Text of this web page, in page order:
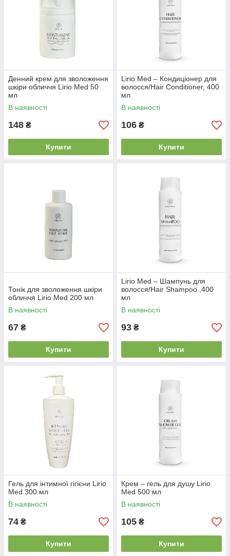
Денний крем для зволоження
шкіри обличчя Lirio Med 50
мл
В наявності
148 ₴
Купити
Lirio Med – Кондиціонер для
волосся/Hair Conditioner, 400
мл
В наявності
106 ₴
Купити
Тонік для зволоження шкіри
обличчя Lirio Med 200 мл
В наявності
67 ₴
Купити
Lirio Med – Шампунь для
волосся/Hair Shampoo ,400
мл
В наявності
93 ₴
Купити
Гель для інтимної гігієни Lirio
Med 300 мл
В наявності
74 ₴
Купити
Крем – гель для душу Lirio
Med 500 мл
В наявності
105 ₴
Купити